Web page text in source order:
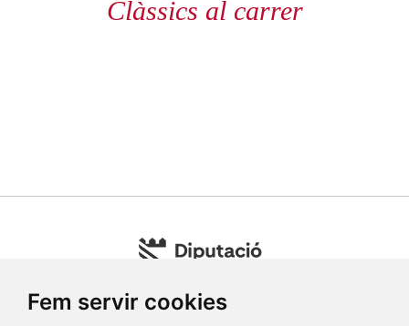
Fem servir cookies
Clàssics al carrer